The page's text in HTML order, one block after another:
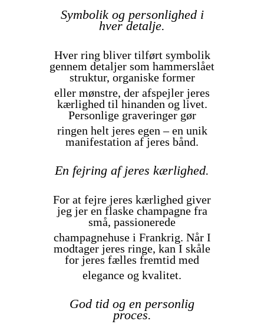
Symbolik og personlighed i
hver detalje.
Hver ring bliver tilført symbolik
gennem detaljer som hammerslået
struktur, organiske former
eller mønstre, der afspejler jeres
kærlighed til hinanden og livet.
Personlige graveringer gør
ringen helt jeres egen – en unik
manifestation af jeres bånd.
En fejring af jeres kærlighed.
For at fejre jeres kærlighed giver
jeg jer en flaske champagne fra
små, passionerede
champagnehuse i Frankrig. Når I
modtager jeres ringe, kan I skåle
for jeres fælles fremtid med
elegance og kvalitet.
God tid og en personlig
proces.